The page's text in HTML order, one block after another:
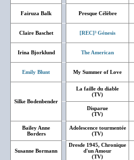
Fairuza Balk Presque Célèbre
Claire Baschet [REC]³ Génesis
Irina Bjorklund The American
Emily Blunt My Summer of Love
Silke Bodenbender
La faille du diable
(TV)
Disparue
(TV)
Bailey Anne
Borders
Adolescence tourmentée
(TV)
Susanne Bormann
Dresde 1945, Chronique
d'un Amour
(TV)